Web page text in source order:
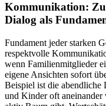
Kommunikation:
Dialog als
Fundament jeder starken
respektvolle
wenn Familienmitglieder
eigene Ansichten sofort
Beispiel ist die abendliche
und Kinder oft aneinander